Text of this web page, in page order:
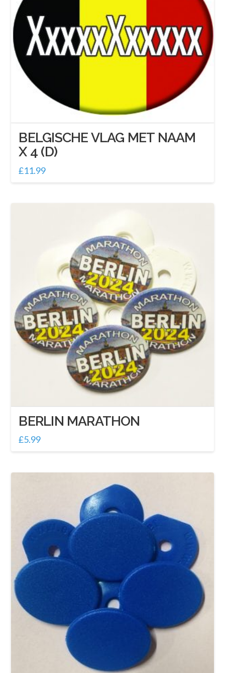
BELGISCHE VLAG MET NAAM
X 4 (D)
£11.99
BERLIN MARATHON
£5.99